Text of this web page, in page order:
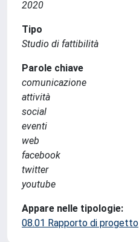
2020
Tipo
Studio di fattibilità
Parole chiave
comunicazione
attività
social
eventi
web
facebook
twitter
youtube
Appare nelle tipologie:
08.01 Rapporto di progetto